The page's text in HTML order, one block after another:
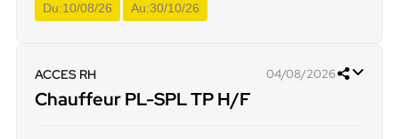
Du:10/08/26 Au:30/10/26
ACCES RH 04/08/2026
Chauffeur PL-SPL TP H/F